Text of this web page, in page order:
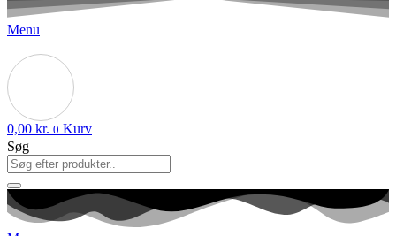
Menu
0,00 kr. 0 Kurv
Søg